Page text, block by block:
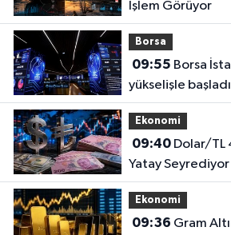
İşlem Görüyor
Borsa
09:55
yükselişle başladı
Ekonomi
09:40Dolar/TL 47,60 Seviyesinde
Yatay Seyrediyor
Ekonomi
09:36